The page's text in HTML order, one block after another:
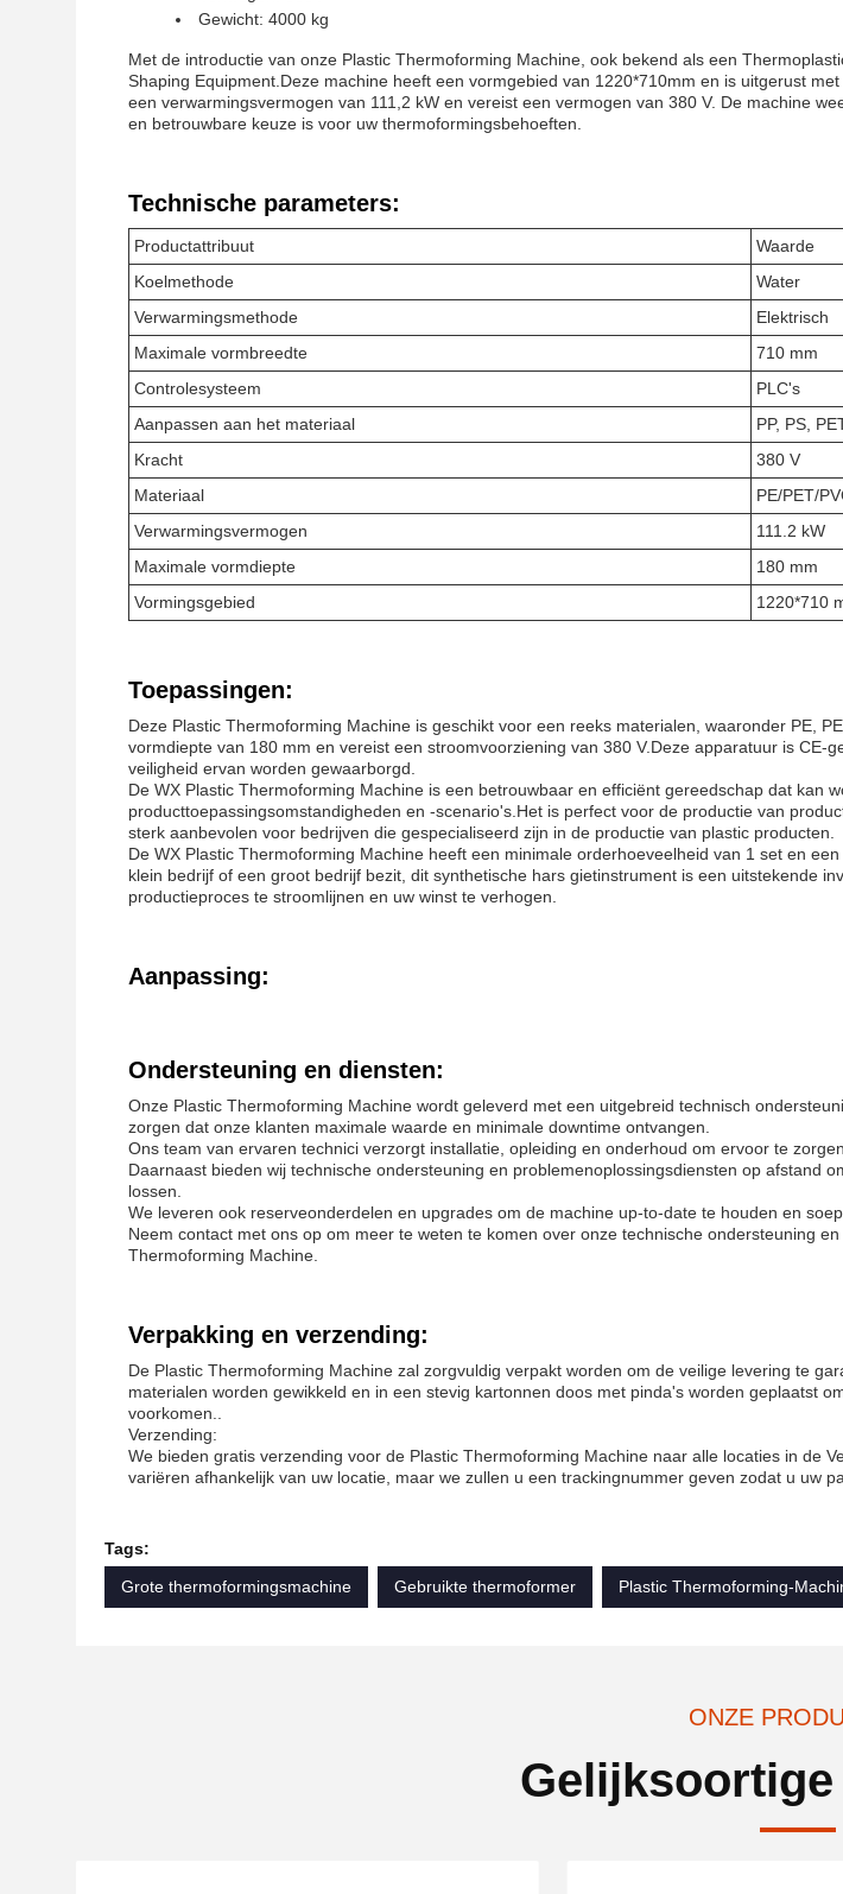
Gewicht: 4000 kg
Met de introductie van onze Plastic Thermoforming Machine, ook bekend als een
Shaping Equipment.Deze machine heeft een vormgebied van 1220*710mm en is uitgerust
een verwarmingsvermogen van 111,2 kW en vereist een vermogen van 380 V. De machine
en betrouwbare keuze is voor uw thermoformingsbehoeften.
Technische parameters:
Productattribuut
Waarde
Koelmethode
Water
Verwarmingsmethode
Elektrisch
Maximale vormbreedte
710 mm
Controlesysteem
PLC's
Aanpassen aan het materiaal
PP, PS,
Kracht
380 V
Materiaal
PE/PET/
Verwarmingsvermogen
111.2 kW
Maximale vormdiepte
180 mm
Vormingsgebied
1220*710
Toepassingen:
Deze Plastic Thermoforming Machine is geschikt voor een reeks materialen, waaronder PE,
vormdiepte van 180 mm en vereist een stroomvoorziening van 380 V.Deze apparatuur is CE-
veiligheid ervan worden gewaarborgd.
De WX Plastic Thermoforming Machine is een betrouwbaar en efficiënt gereedschap dat kan
producttoepassingsomstandigheden en -scenario's.Het is perfect voor de productie van
sterk aanbevolen voor bedrijven die gespecialiseerd zijn in de productie van plastic producten.
De WX Plastic Thermoforming Machine heeft een minimale orderhoeveelheid van 1 set en
klein bedrijf of een groot bedrijf bezit, dit synthetische hars gietinstrument is een uitstekende
productieproces te stroomlijnen en uw winst te verhogen.
Aanpassing:
Ondersteuning en diensten:
Onze Plastic Thermoforming Machine wordt geleverd met een uitgebreid technisch
zorgen dat onze klanten maximale waarde en minimale downtime ontvangen.
Ons team van ervaren technici verzorgt installatie, opleiding en onderhoud om ervoor te
Daarnaast bieden wij technische ondersteuning en problemenoplossingsdiensten op afstand
lossen.
We leveren ook reserveonderdelen en upgrades om de machine up-to-date te houden en
Neem contact met ons op om meer te weten te komen over onze technische ondersteuning
Thermoforming Machine.
Verpakking en verzending:
De Plastic Thermoforming Machine zal zorgvuldig verpakt worden om de veilige levering te
materialen worden gewikkeld en in een stevig kartonnen doos met pinda's worden geplaatst
voorkomen..
Verzending:
We bieden gratis verzending voor de Plastic Thermoforming Machine naar alle locaties in de
variëren afhankelijk van uw locatie, maar we zullen u een trackingnummer geven zodat u uw
Tags:
Grote thermoformingsmachine
Gebruikte thermoformer Plastic Thermoforming-
ONZE